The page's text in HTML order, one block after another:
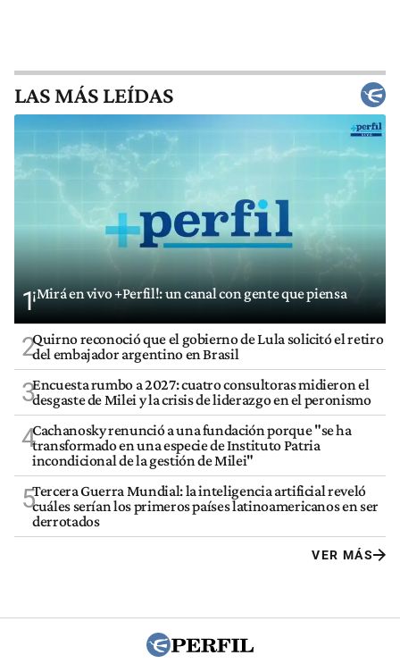
LAS MÁS LEÍDAS
1¡Mirá en vivo +Perfil!: un canal con gente que piensa
2Quirno reconoció que el gobierno de Lula solicitó el retiro
del embajador argentino en Brasil
3Encuesta rumbo a 2027: cuatro consultoras midieron el
desgaste de Milei y la crisis de liderazgo en el peronismo
4Cachanosky renunció a una fundación porque "se ha
transformado en una especie de Instituto Patria
incondicional de la gestión de Milei"
5Tercera Guerra Mundial: la inteligencia artificial reveló
cuáles serían los primeros países latinoamericanos en ser
derrotados
VER MÁS